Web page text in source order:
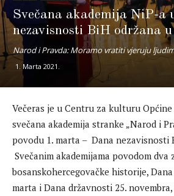
Svečana akademija NiP-a
nezavisnosti BiH održana
Narod i Pravda: Moramo vratiti vjeruju
1. Marta 2021.
Večeras je u Centru za kulturu
svečana akademija stranke „Narod i
povodu 1. marta – Dana nezavisnosti
Svečanim akademijama povodom dva
bosanskohercegovačke historije,
marta i Dana državnosti 25.